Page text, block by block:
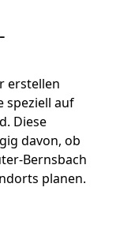
erstellen
speziell auf
Diese
davon, ob
Bernsbach
planen.